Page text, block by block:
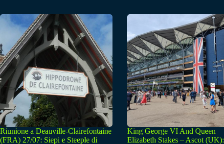
Riunione a Deauville-Clairefontaine
(FRA) 27/07: Siepi e Steeple di
King George VI And Queen
Elizabeth Stakes – Ascot (UK):